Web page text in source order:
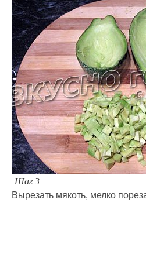
Шаг 3
Вырезать мякоть, мелко